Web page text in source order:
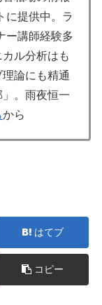
に提供中。ラ
ー講師経験多
ル分析はも
論にも精通
。雨夜恒一
から
はてブ
コピー